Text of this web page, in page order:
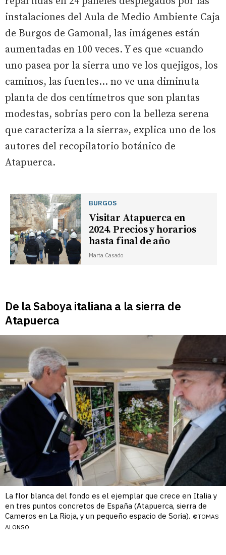
instalaciones del Aula de Medio Ambiente Caja
de Burgos de Gamonal, las imágenes están
aumentadas en 100 veces. Y es que «cuando
uno pasea por la sierra uno ve los quejigos, los
caminos, las fuentes... no ve una diminuta
planta de dos centímetros que son plantas
modestas, sobrias pero con la belleza serena
que caracteriza a la sierra», explica uno de los
autores del recopilatorio botánico de
Atapuerca.
BURGOS
Visitar Atapuerca en
2024. Precios y horarios
hasta final de año
Marta Casado
De la Saboya italiana a la sierra de
Atapuerca
La flor blanca del fondo es el ejemplar que crece en Italia y
en tres puntos concretos de España (Atapuerca, sierra de
Cameros en La Rioja, y un pequeño espacio de Soria). ©TOMAS
ALONSO